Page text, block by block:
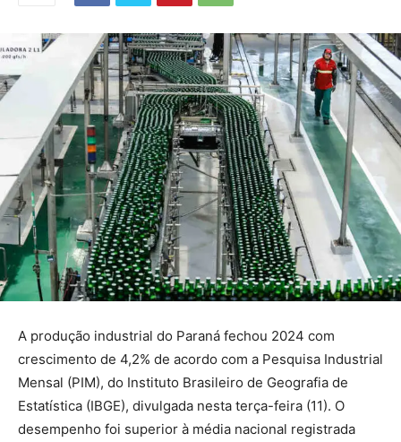
A produção industrial do Paraná fechou 2024 com
crescimento de 4,2% de acordo com a Pesquisa Industrial
Mensal (PIM), do Instituto Brasileiro de Geografia de
Estatística (IBGE), divulgada nesta terça-feira (11). O
desempenho foi superior à média nacional registrada